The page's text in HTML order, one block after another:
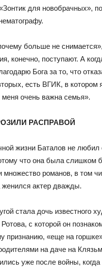
для новобрачных»,
больше не
конечно, поступают. А
Бога за то, что
есть ВГИК, в котором
меня очень важна семья».
РАСПРАВОЙ
жизни Баталов не любил
что она была слишком
множество романов, в том
женился актер дважды.
стала дочь известного
с которой он
признанию, «еще на
на даче на
уже после войны,